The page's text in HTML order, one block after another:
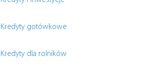
Kredyty gotówkowe
Kredyty dla rolników